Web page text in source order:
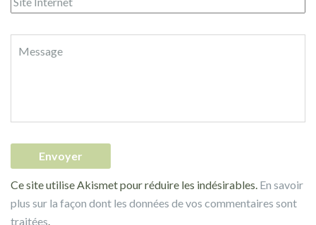
Ce site utilise Akismet pour réduire les indésirables. En savoir
plus sur la façon dont les données de vos commentaires sont
traitées